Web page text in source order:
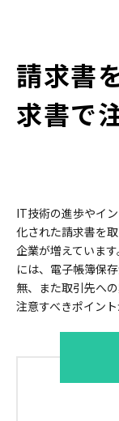
請求書
求書で
IT技術の進歩やイ
化された請求書を
企業が増えていま
には、電子帳簿保
無、また取引先へ
注意すべきポイン